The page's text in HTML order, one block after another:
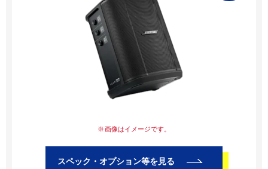
画像はイメージです。
スペック・オプション等を見る